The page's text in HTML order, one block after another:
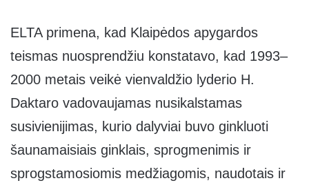
ELTA primena, kad Klaipėdos apygardos
teismas nuosprendžiu konstatavo, kad 1993–
2000 metais veikė vienvaldžio lyderio H.
Daktaro vadovaujamas nusikalstamas
susivienijimas, kurio dalyviai buvo ginkluoti
šaunamaisiais ginklais, sprogmenimis ir
sprogstamosiomis medžiagomis, naudotais ir